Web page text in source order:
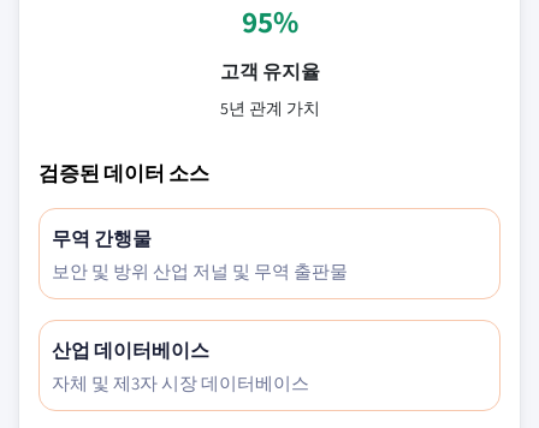
95%
고객 유지율
5년 관계 가치
검증된 데이터 소스
무역 간행물
보안 및 방위 산업 저널 및 무역 출판물
산업 데이터베이스
자체 및 제3자 시장 데이터베이스